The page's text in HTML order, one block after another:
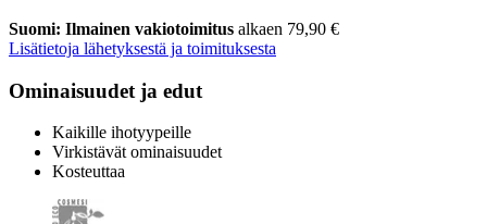
Suomi: Ilmainen vakiotoimitus alkaen 79,90 €
Lisätietoja lähetyksestä ja toimituksesta
Ominaisuudet ja edut
Kaikille ihotyypeille
Virkistävät ominaisuudet
Kosteuttaa